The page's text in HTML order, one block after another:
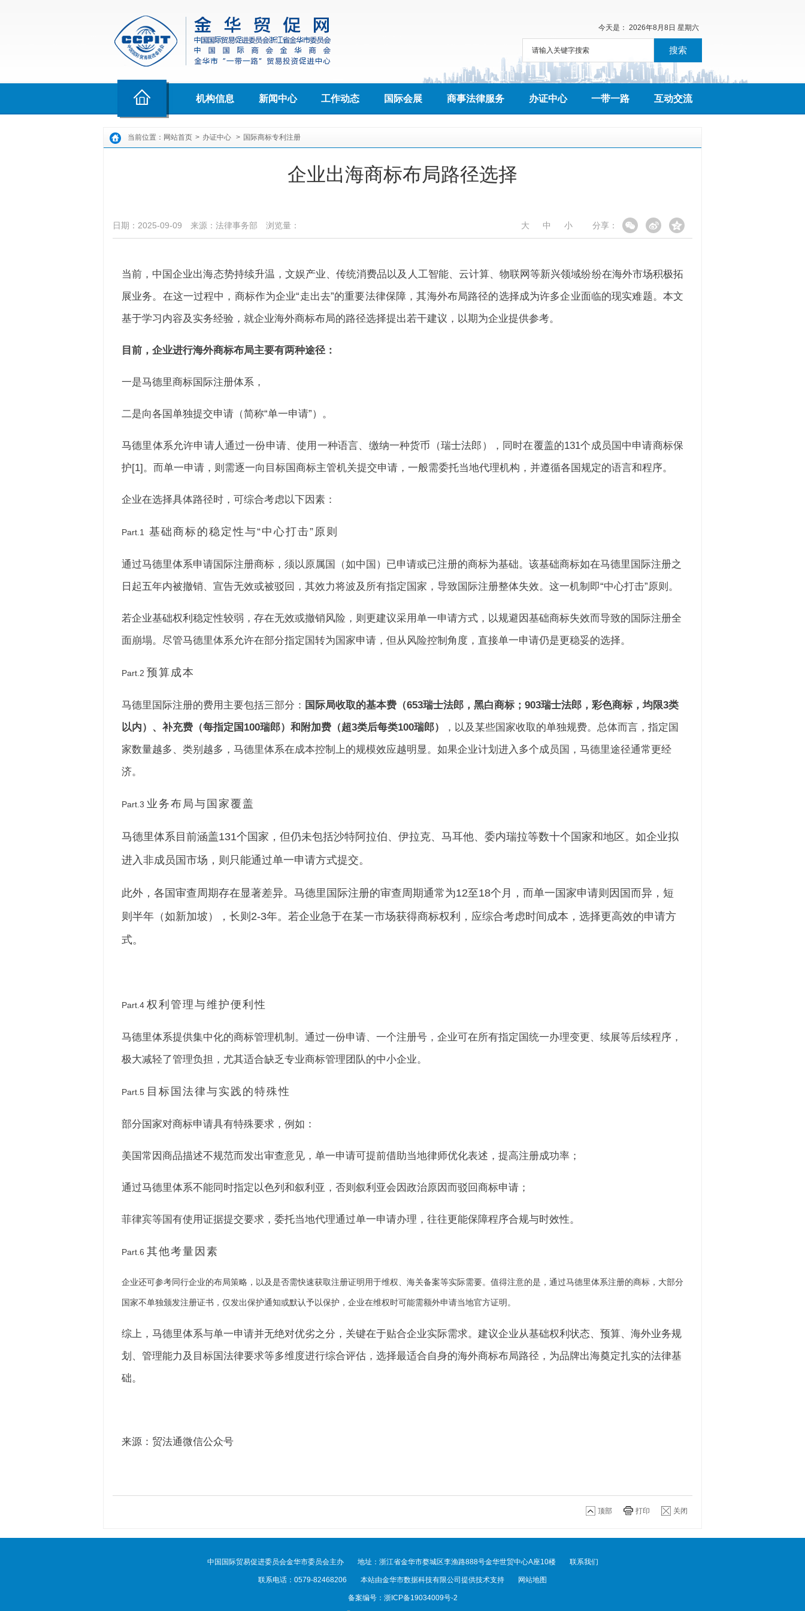
今天是： 2026年8月8日 星期六
搜索
机构信息 新闻中心 工作动态 国际会展 商事法律服务 办证中心 一带一路 互动交流
当前位置： 网站首页 > 办证中心 > 国际商标专利注册
企业出海商标布局路径选择
日期：2025-09-09 来源：法律事务部 浏览量： 分享：
大 中 小
当前，中国企业出海态势持续升温，文娱产业、传统消费品以及人工智能、云计算、物联网等新兴领域纷纷在海外市场积极拓
展业务。在这一过程中，商标作为企业“走出去”的重要法律保障，其海外布局路径的选择成为许多企业面临的现实难题。本文
基于学习内容及实务经验，就企业海外商标布局的路径选择提出若干建议，以期为企业提供参考。
目前，企业进行海外商标布局主要有两种途径：
一是马德里商标国际注册体系，
二是向各国单独提交申请（简称“单一申请”）。
马德里体系允许申请人通过一份申请、使用一种语言、缴纳一种货币（瑞士法郎），同时在覆盖的131个成员国中申请商标保
护[1]。而单一申请，则需逐一向目标国商标主管机关提交申请，一般需委托当地代理机构，并遵循各国规定的语言和程序。
企业在选择具体路径时，可综合考虑以下因素：
Part. 1 基础商标的稳定性与“中心打击”原则
通过马德里体系申请国际注册商标，须以原属国
（如中国）已申请或已注册的商标为基础。该基础商标如在马德里国际注册之
日起五年内被撤销、宣告无效或被驳回，其效力将波及所有指定国家，导致国际注册整体失效。这一机制即“中心打击”原则。
若企业基础权利稳定性较弱，存在无效或撤销风险，则更建议采用单一申请方式，以规避因基础商标失效而导致的国际注册全
面崩塌。尽管马德里体系允许在部分指定国转为国家申请，但从风险控制角度，直接单一申请仍是更稳妥的选择。
Part.2 预算成本
马德里国际注册的费用主要包括三部分： 国际局收取的基本费（653瑞士法郎，黑白商标；903瑞士法郎，彩色商标，均限3类
以内）、补充费（每指定国100瑞郎）和附加费（超3类后每类100瑞郎）
，以及某些国家收取的单独规费。总体而言，指定国
家数量越多、类别越多，马德里体系在成本控制上的规模效应越明显。如果企业计划进入多个成员国，马德里途径通常更经
济。
Part.3 业务布局与国家覆盖
马德里体系目前涵盖131个国家，但仍未包括沙特阿拉伯、伊拉克、马耳他、委内瑞拉等数十个国家和地区。如企业拟
进入非成员国市场，则只能通过单一申请方式提交。
此外，各国审查周期存在显著差异。马德里国际注册的审查周期通常为12至18个月，而单一国家申请则因国而异，短
则半年（如新加坡），长则2-3年。若企业急于在某一市场获得商标权利，应综合考虑时间成本，选择更高效的申请方
式。
Part.4 权利管理与维护便利性
马德里体系提供集中化的商标管理机制。通过一份申请、一个注册号，企业可在所有指定国统一办理变更、续展等后续程序，
极大减轻了管理负担，尤其适合缺乏专业商标管理团队的中小企业。
Part.5 目标国法律与实践的特殊性
部分国家对商标申请具有特殊要求，例如：
美国常因商品描述不规范而发出审查意见，单一申请可提前借助当地律师优化表述，提高注册成功率；
通过马德里体系不能同时指定以色列和叙利亚，否则叙利亚会因政治原因而驳回商标申请；
菲律宾等国有使用证据提交要求，委托当地代理通过单一申请办理，往往更能保障程序合规与时效性。
Part.6 其他考量因素
企业还可参考同行企业的布局策略，以及是否需快速获取注册证明用于维权、海关备案等实际需要。值得注意的是，通过马德里体系注册的商标，大部分
国家不单独颁发注册证书，仅发出保护通知或默认予以保护，企业在维权时可能需额外申请当地官方证明。
综上，马德里体系与单一申请并无绝对优劣之分，关键在于贴合企业实际需求。建议企业从基础权利状态、预算、海外业务规
划、管理能力及目标国法律要求等多维度进行综合评估，选择最适合自身的海外商标布局路径，为品牌出海奠定扎实的法律基
础。
来源：贸法通微信公众号
顶部 打印 关闭
中国国际贸易促进委员会金华市委员会主办 地址：浙江省金华市婺城区李渔路888号金华世贸中心A座10楼 联系我们
联系电话：0579-82468206 本站由金华市数据科技有限公司提供技术支持 网站地图
备案编号： 浙ICP备19034009号-2